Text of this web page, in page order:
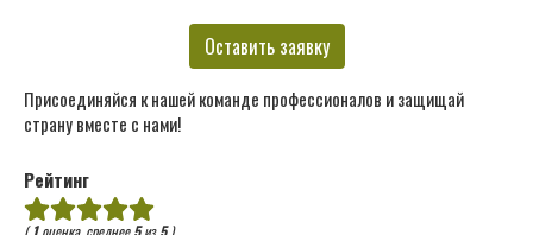
Оставить заявку
Присоединяйся к нашей команде профессионалов и защищай
страну вместе с нами!
Рейтинг